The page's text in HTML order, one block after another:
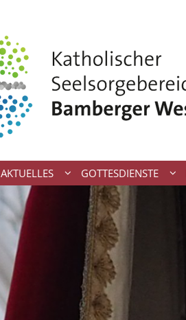
AKTUELLES GOTTESDIENSTE